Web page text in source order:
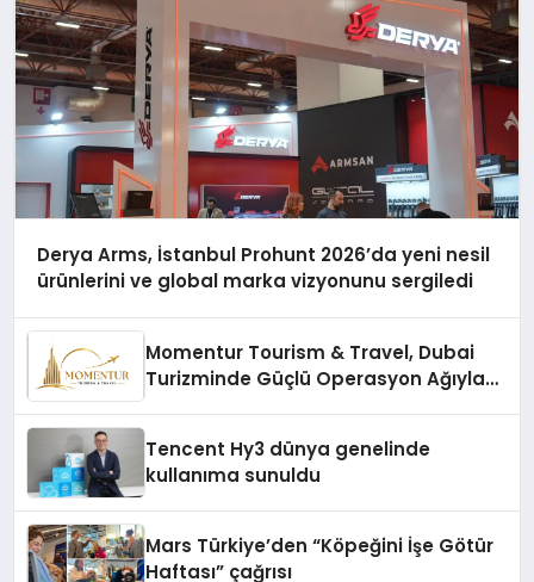
Derya Arms, İstanbul Prohunt 2026’da yeni nesil
ürünlerini ve global marka vizyonunu sergiledi
Momentur Tourism & Travel, Dubai
Turizminde Güçlü Operasyon Ağıyla
Tencent Hy3 dünya genelinde
kullanıma sunuldu
Mars Türkiye’den “Köpeğini İşe Götür
Haftası” çağrısı